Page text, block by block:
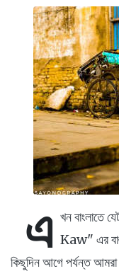
এ খন
Kaw" এর
কিছুদিন আগে পর্যন্ত আমরা